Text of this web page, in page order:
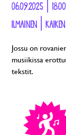
06.09.2025 | 18:00
ILMAINEN |
Jossu on
musiikissa
tekstit.